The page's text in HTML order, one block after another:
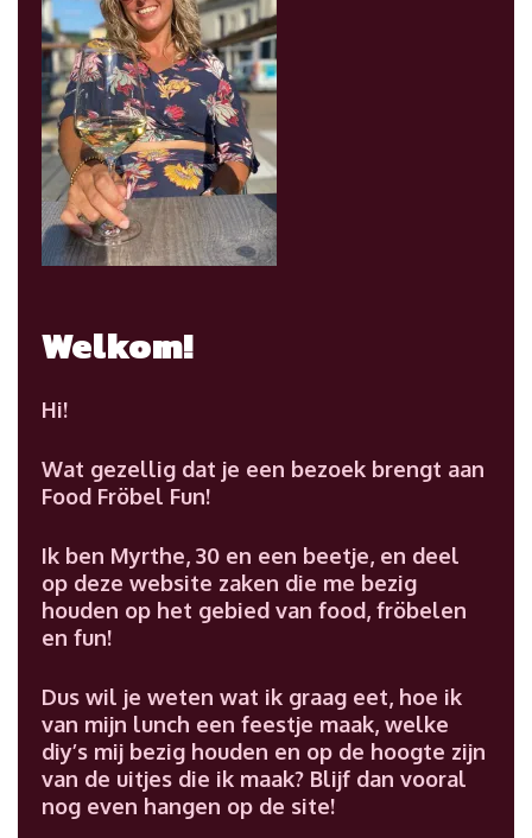
Welkom!
Hi!
Wat gezellig dat je een bezoek brengt aan
Food Fröbel Fun!
Ik ben Myrthe, 30 en een beetje, en deel
op deze website zaken die me bezig
houden op het gebied van food, fröbelen
en fun!
Dus wil je weten wat ik graag eet, hoe ik
van mijn lunch een feestje maak, welke
diy’s mij bezig houden en op de hoogte zijn
van de uitjes die ik maak? Blijf dan vooral
nog even hangen op de site!